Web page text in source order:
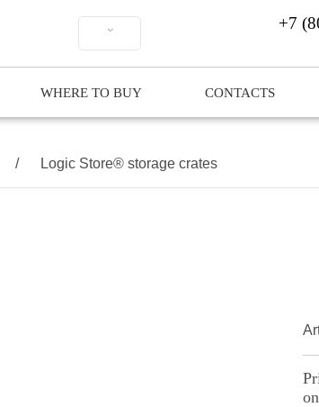
+7
WHERE TO BUY CONTACTS
/ Logic Store® storage crates